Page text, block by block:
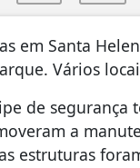
em Santa
Vários
de
a
estruturas